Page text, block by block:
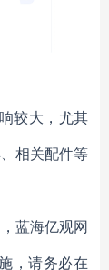
较大，尤其
相关配件等
蓝海亿观网
，请务必在